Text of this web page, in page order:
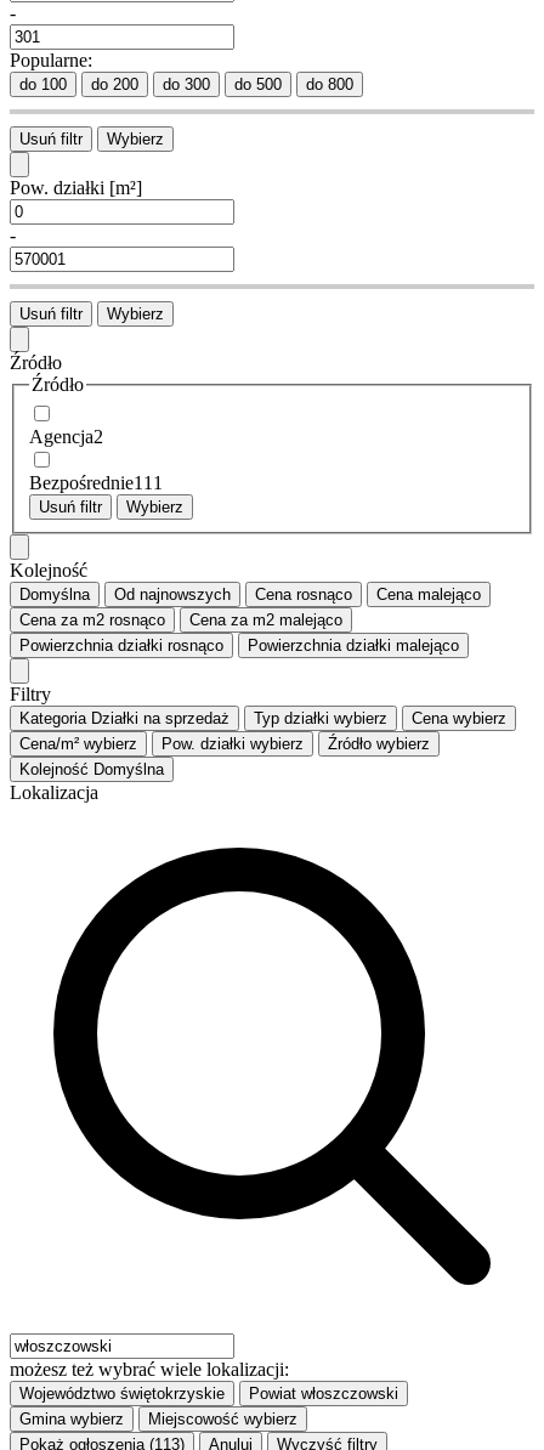
-
Popularne:
do 100 do 200 do 300 do 500 do 800
Usuń filtr Wybierz
Pow. działki [m²]
-
Usuń filtr Wybierz
Źródło
Źródło
Agencja2
Bezpośrednie111
Usuń filtr Wybierz
Kolejność
Domyślna Od najnowszych Cenarosnąco Cenamalejąco
Cena za m2 rosnąco Cena za m2 malejąco
Powierzchnia działki rosnąco Powierzchnia działki malejąco
Filtry
Kategoria Działki na sprzedaż Typ działki wybierz Cena wybierz
Cena/m² wybierz Pow. działki wybierz Źródło wybierz
Kolejność Domyślna
Lokalizacja
możesz też wybrać wiele lokalizacji:
Województwo świętokrzyskie Powiat włoszczowski
Gmina wybierz Miejscowość wybierz
Pokaż ogłoszenia (113)
Anuluj Wyczyść filtry